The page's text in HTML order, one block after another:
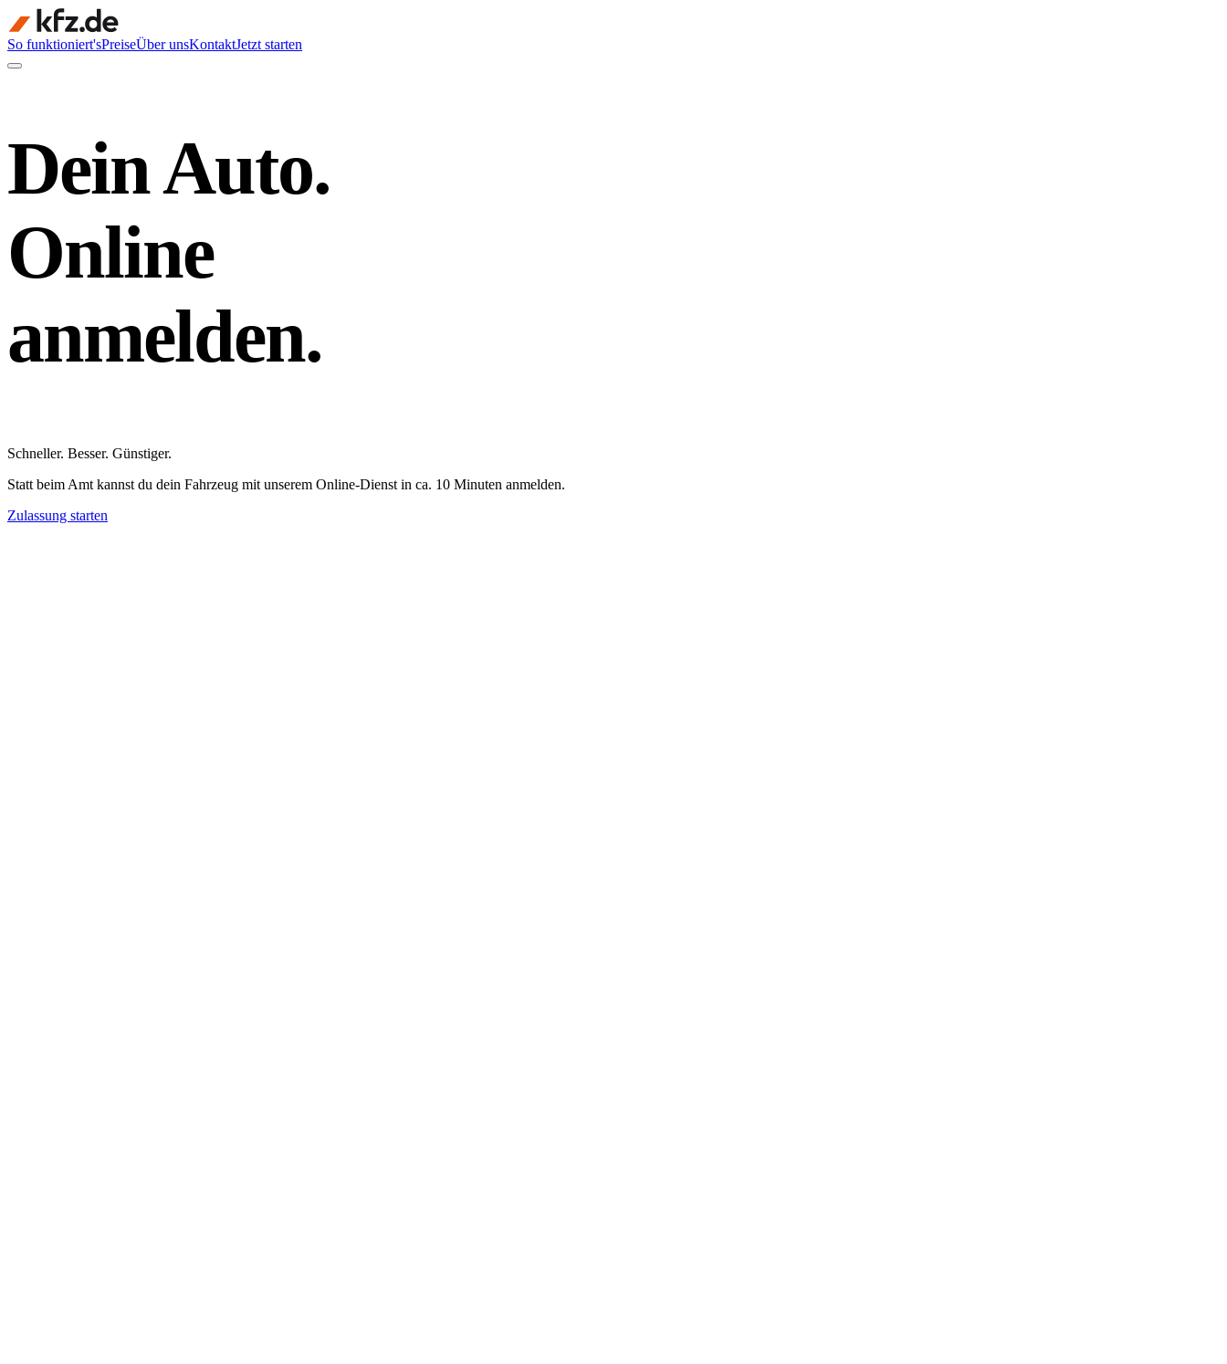
So funktioniert'sPreiseÜber unsKontaktJetzt starten
Dein Auto.
Online
anmelden.
Schneller. Besser. Günstiger.
Statt beim Amt kannst du dein Fahrzeug mit unserem Online-Dienst in ca. 10 Minuten anmelden.
Zulassung starten